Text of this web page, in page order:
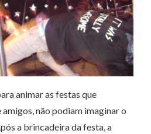
animar as festas que
não podiam imaginar o
a brincadeira da festa, a